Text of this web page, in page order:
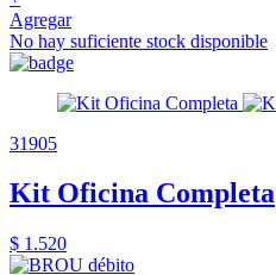
Agregar
No hay suficiente stock disponible
31905
Kit Oficina Completa
$ 1.520